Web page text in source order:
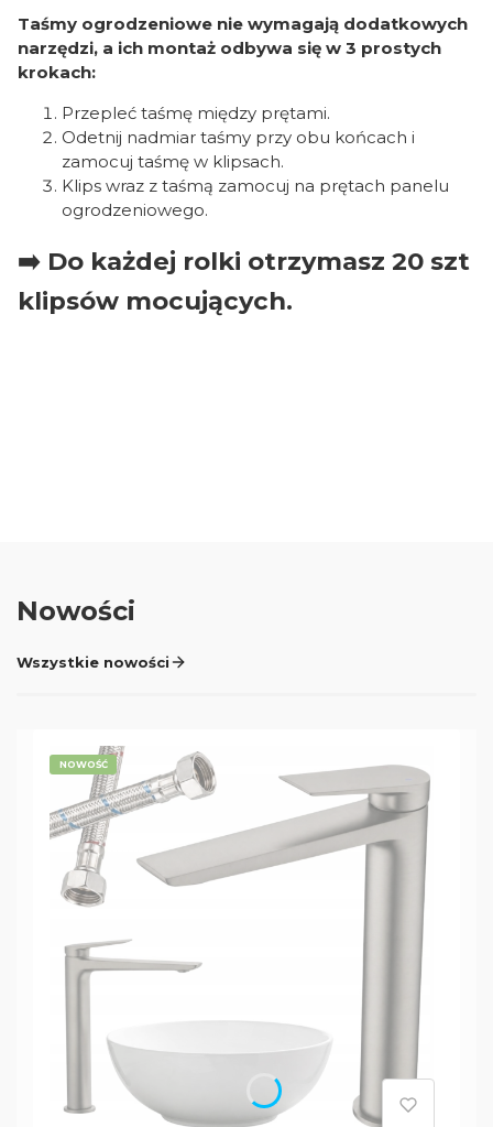
Taśmy ogrodzeniowe nie wymagają dodatkowych
narzędzi, a ich montaż odbywa się w 3 prostych
krokach:
Przepleć taśmę między prętami.
Odetnij nadmiar taśmy przy obu końcach i
zamocuj taśmę w klipsach.
Klips wraz z taśmą zamocuj na prętach panelu
ogrodzeniowego.
➡️ Do każdej rolki otrzymasz 20 szt
klipsów mocujących.
Nowości
Wszystkie nowości
NOWOŚĆ